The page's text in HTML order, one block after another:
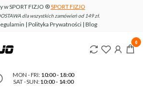
w SPORT FIZJO ®SPORT FIZJO
dla wszystkich zamówień od 149 zł.
| Polityka Prywatności | Blog
www.sport-
MON - FRI: 10:00 - 18:00
SAT - SUN:10:00 - 14:00
0